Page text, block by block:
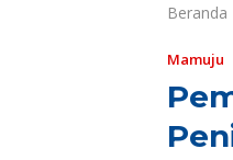
Beranda
Mamuju